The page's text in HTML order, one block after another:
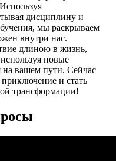
дисциплину и
мы раскрываем
внутри нас.
длиною в жизнь,
новые
на вашем пути. Сейчас
и стать
трансформации!